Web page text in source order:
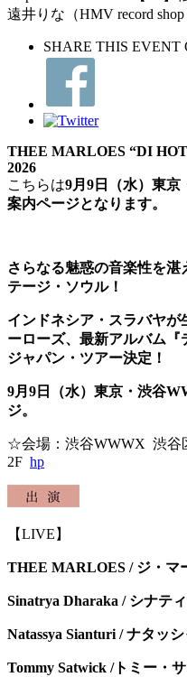
遠井りな（HMV record shop
SHARE THIS EVENT
THEE MARLOES “DI
2026
こちらは9月9日（水）東
案内ページとなります。
さらなる魅惑の音楽性を
テージ・ソウル！
インドネシア・スラバヤ
ーローズ、最新アルバム
ジャパン・ツアー決定！
9月9日（水）東京・渋谷
ジ。
☆会場：渋谷WWWX 渋谷
2F hp
【LIVE】
THEE MARLOES / ジ・マ
Sinatrya Dharaka / シナテ
Natassya Sianturi /ナタッ
Tommy Satwick /トミー・